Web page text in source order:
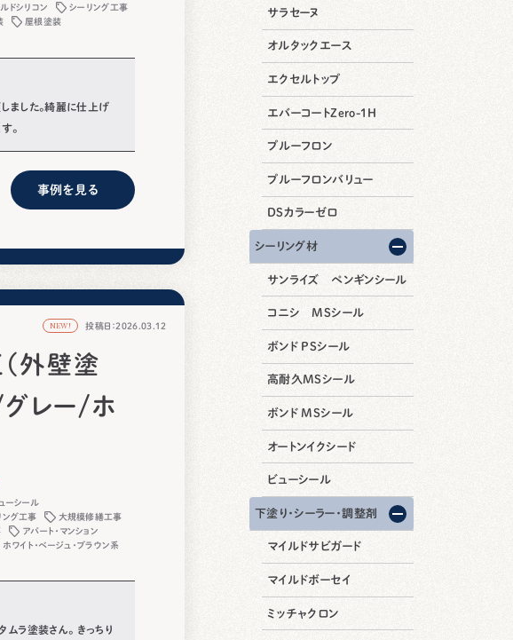
ドシリコン
シーリング工事
屋根塗装
ました。綺麗に仕上げ
。
事例を見る
NEW! 投稿日：2026.03.12
外壁塗
レー/ホ
ーシール
ング工事
大規模修繕工事
アパート・マンション
ホワイト・ベージュ・ブラウン系
ラ塗装さん。 きっちり
サラセーヌ
オルタックエース
エクセルトップ
エバーコートZero-1H
プルーフロン
プルーフロンバリュー
DSカラーゼロ
シーリング材
サンライズ ペンギンシール
コニシ MSシール
ボンド PSシール
高耐久MSシール
ボンド MSシール
オートンイクシード
ビューシール
下塗り・シーラー・調整剤
マイルドサビガード
マイルドボーセイ
ミッチャクロン